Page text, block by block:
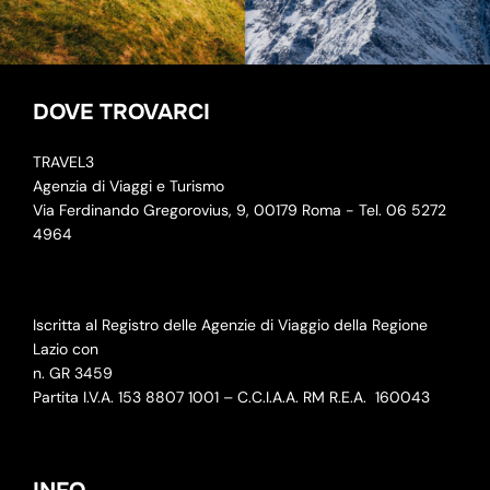
DOVE TROVARCI
TRAVEL3
Agenzia di Viaggi e Turismo
Via Ferdinando Gregorovius, 9, 00179 Roma - Tel. 06 5272
4964
Iscritta al Registro delle Agenzie di Viaggio della Regione
Lazio con
n. GR 3459
Partita I.V.A. 153 8807 1001 – C.C.I.A.A. RM R.E.A. 160043